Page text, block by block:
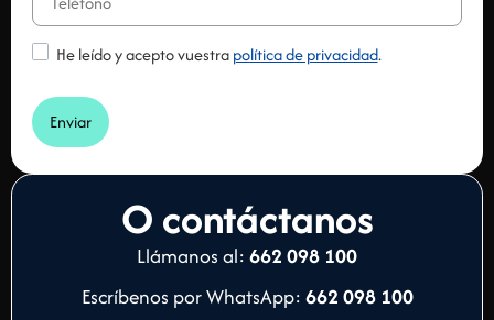
He leído y acepto vuestrapolítica de privacidad.
Enviar
O contáctanos
Llámanos al: 662 098 100
Escríbenos por WhatsApp: 662 098 100